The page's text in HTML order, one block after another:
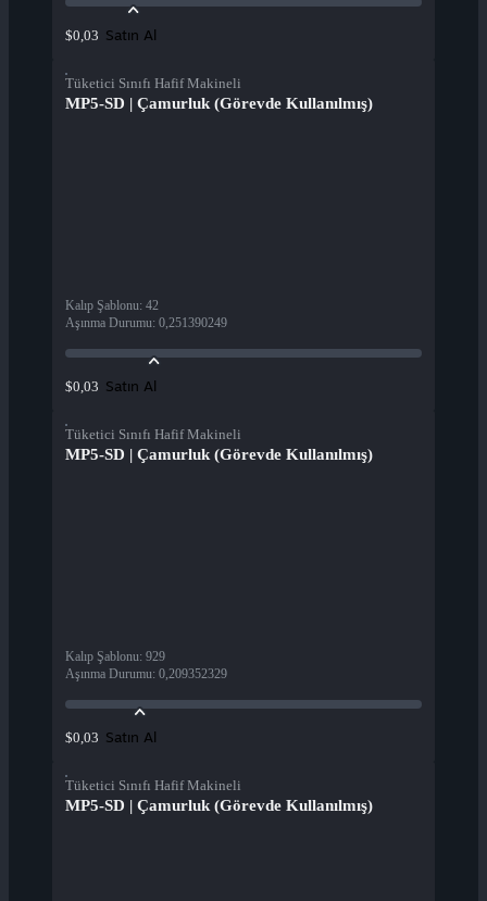
$0,03 Satın Al
Tüketici Sınıfı Hafif Makineli
MP5-SD | Çamurluk (Görevde Kullanılmış)
Kalıp Şablonu: 42
Aşınma Durumu: 0,251390249
$0,03 Satın Al
Tüketici Sınıfı Hafif Makineli
MP5-SD | Çamurluk (Görevde Kullanılmış)
Kalıp Şablonu: 929
Aşınma Durumu: 0,209352329
$0,03 Satın Al
Tüketici Sınıfı Hafif Makineli
MP5-SD | Çamurluk (Görevde Kullanılmış)